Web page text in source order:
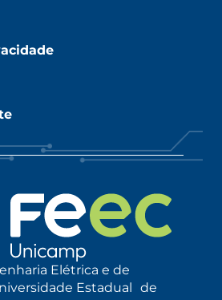
Elétrica e de
Estadual de